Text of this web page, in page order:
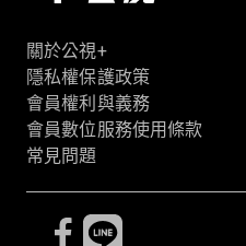
關於公視+
隱私權保護政策
會員權利與義務
會員數位服務使用條款
常見問題